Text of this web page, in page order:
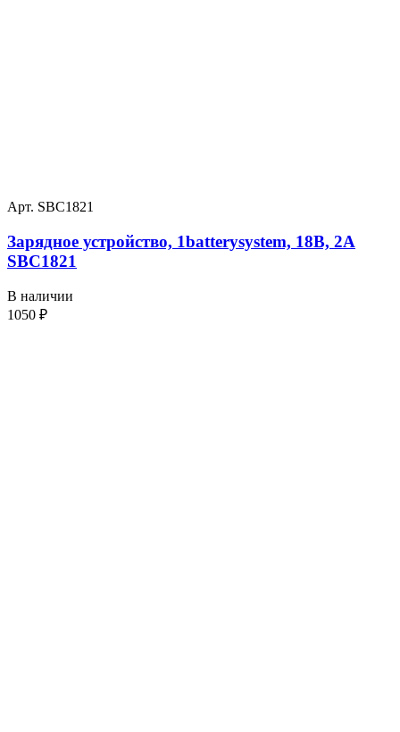
Арт. SBC1821
Зарядное устройство, 1batterysystem, 18В, 2А
SBC1821
В наличии
1050 ₽